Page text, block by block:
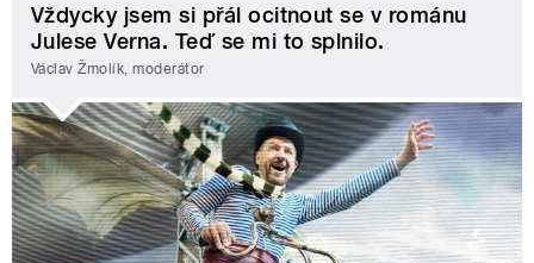
Vždycky jsem si přál ocitnout se v románu
Julese Verna. Teď se mi to splnilo.
Václav Žmolík, moderátor